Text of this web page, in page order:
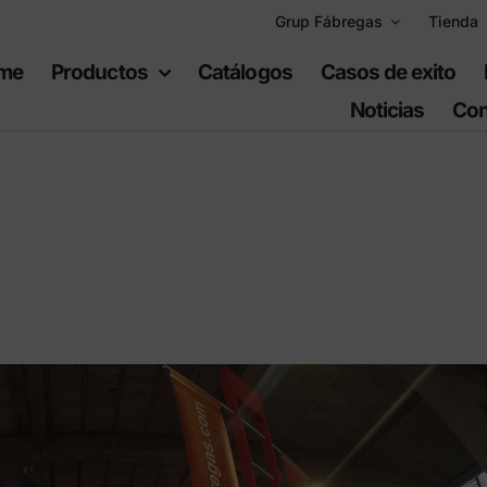
Grup Fábregas Tienda
Productos
Juegos infantiles
Equipamiento deportivo
Catálogos Casos de exito
Noticias